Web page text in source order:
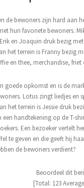
de bewoners zijn hard aan
hun favoriete bewoners.
en Joaquin druk bezig
het terrein is Franny bezig
en thee, merchandise, friet
goede opkomst en is de
Lotus zingt liedjes en
het terrein is Jessie druk
handtekening op de T-
Een bezoeker vertelt
te geven en die geeft hij
de bewoners verdient?
Beoordeel dit
[Total: 123